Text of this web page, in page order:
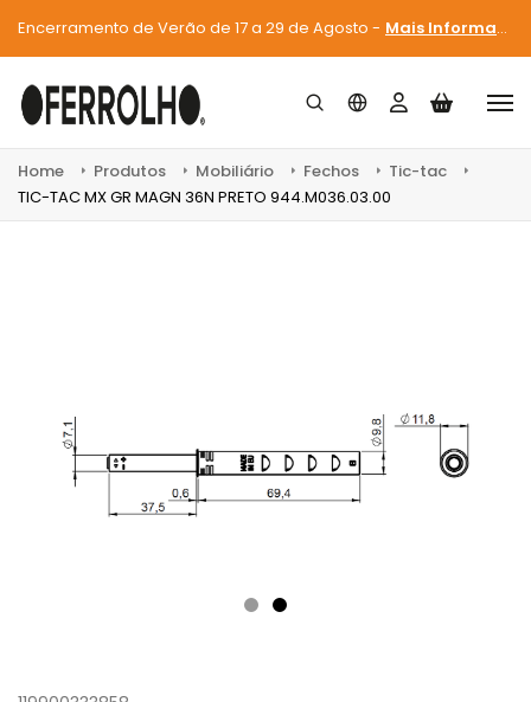
Encerramento de Verão de 17 a 29 de Agosto - Mais Informações
Home Produtos Mobiliário Fechos
Tic-tac
TIC-TAC MX GR MAGN 36N PRETO 944.M036.03.00